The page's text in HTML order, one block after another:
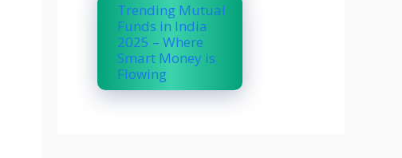
Trending Mutual
Funds in India
2025 – Where
Smart Money is
Flowing